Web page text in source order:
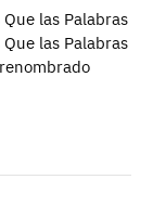
las Palabras
las Palabras